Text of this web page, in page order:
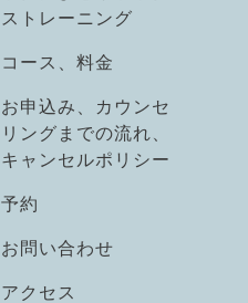
ストレーニング
コース、料金
お申込み、カウンセ
リングまでの流れ、
キャンセルポリシー
予約
お問い合わせ
アクセス